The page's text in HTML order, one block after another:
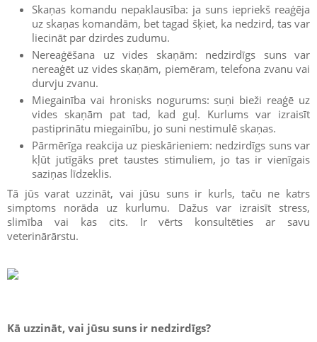
Skaņas komandu nepaklausība: ja suns iepriekš reaģēja
uz skaņas komandām, bet tagad šķiet, ka nedzird, tas var
liecināt par dzirdes zudumu.
Nereaģēšana uz vides skaņām: nedzirdīgs suns var
nereaģēt uz vides skaņām, piemēram, telefona zvanu vai
durvju zvanu.
Miegainība vai hronisks nogurums: suņi bieži reaģē uz
vides skaņām pat tad, kad guļ. Kurlums var izraisīt
pastiprinātu miegainību, jo suni nestimulē skaņas.
Pārmērīga reakcija uz pieskārieniem: nedzirdīgs suns var
kļūt jutīgāks pret taustes stimuliem, jo tas ir vienīgais
saziņas līdzeklis.
Tā jūs varat uzzināt, vai jūsu suns ir kurls, taču ne katrs
simptoms norāda uz kurlumu. Dažus var izraisīt stress,
slimība vai kas cits. Ir vērts konsultēties ar savu
veterinārārstu.
Kā uzzināt, vai jūsu suns ir nedzirdīgs?